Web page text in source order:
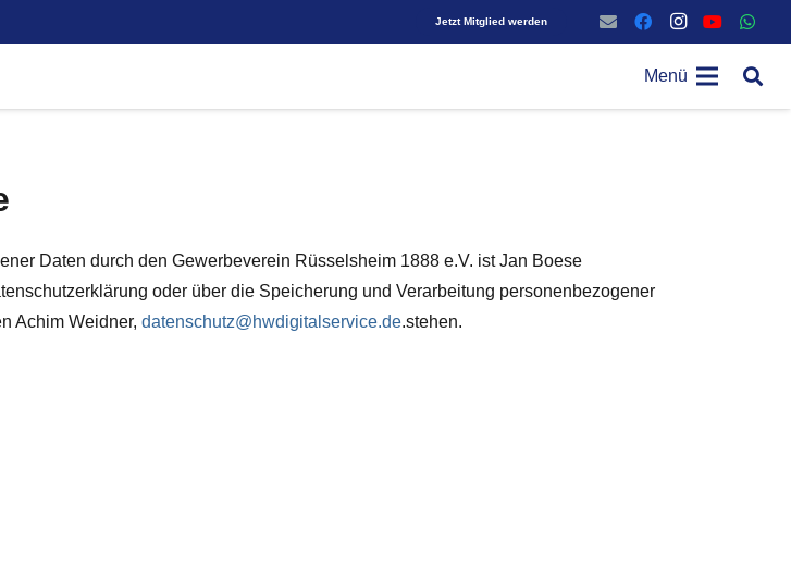
Jetzt Mitglied werden
Menü
Daten durch den Gewerbeverein Rüsselsheim 1888 e.V. ist Jan Boese
oder über die Speicherung und Verarbeitung personenbezogener
Achim Weidner, datenschutz@hwdigitalservice.de.stehen.